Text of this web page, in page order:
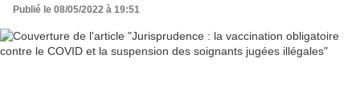
Publié le 08/05/2022 à 19:51